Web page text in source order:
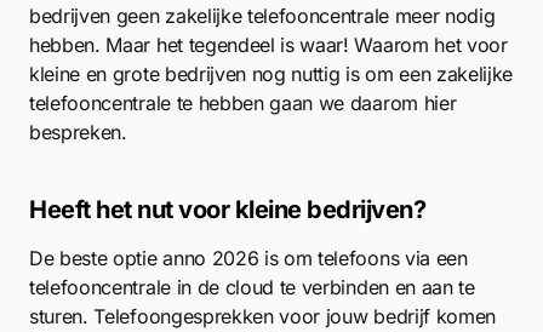
bedrijven geen zakelijke telefooncentrale meer nodig
hebben. Maar het tegendeel is waar! Waarom het voor
kleine en grote bedrijven nog nuttig is om een zakelijke
telefooncentrale te hebben gaan we daarom hier
bespreken.
Heeft het nut voor kleine bedrijven?
De beste optie anno 2026 is om telefoons via een
telefooncentrale in de cloud te verbinden en aan te
sturen. Telefoongesprekken voor jouw bedrijf komen